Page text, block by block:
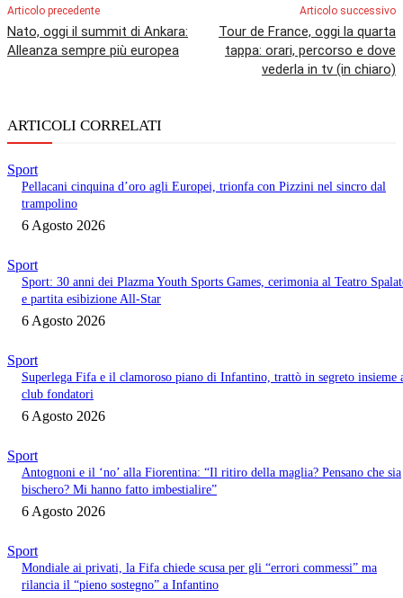
Articolo precedente
Nato, oggi il summit di Ankara:
Alleanza sempre più europea
Articolo successivo
Tour de France, oggi la quarta
tappa: orari, percorso e dove
vederla in tv (in chiaro)
ARTICOLI CORRELATI
Sport
Pellacani cinquina d’oro agli Europei, trionfa con Pizzini nel sincro dal
trampolino
6 Agosto 2026
Sport
Sport: 30 anni dei Plazma Youth Sports Games, cerimonia al Teatro
e partita esibizione All-Star
6 Agosto 2026
Sport
Superlega Fifa e il clamoroso piano di Infantino, trattò in segreto insieme
club fondatori
6 Agosto 2026
Sport
Antognoni e il ‘no’ alla Fiorentina: “Il ritiro della maglia? Pensano che sia
bischero? Mi hanno fatto imbestialire”
6 Agosto 2026
Sport
Mondiale ai privati, la Fifa chiede scusa per gli “errori commessi” ma
rilancia il “pieno sostegno” a Infantino